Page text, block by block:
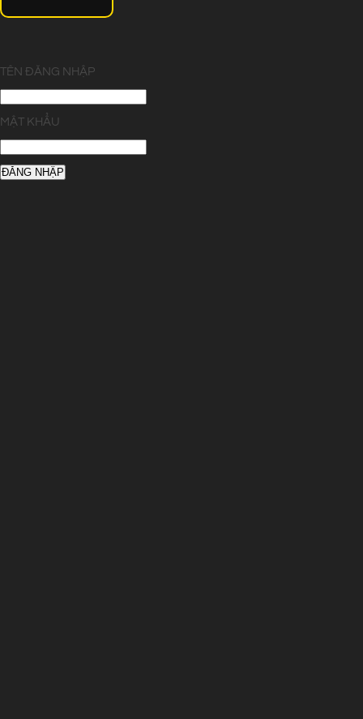
TÊN ĐĂNG NHẬP
MẬT KHẨU